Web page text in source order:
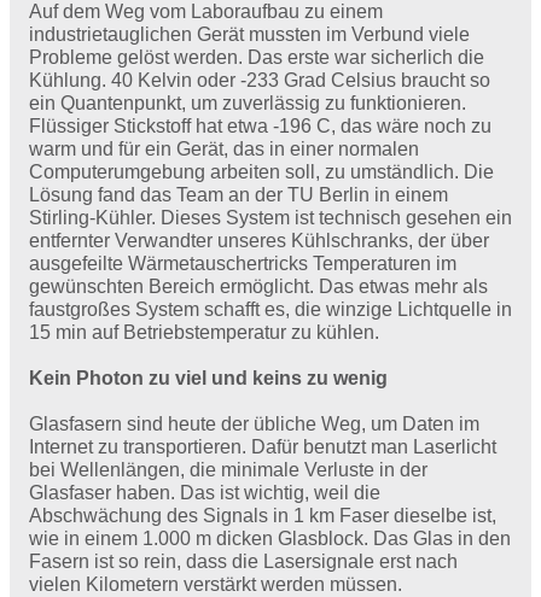
Auf dem Weg vom Laboraufbau zu einem
industrietauglichen Gerät mussten im Verbund viele
Probleme gelöst werden. Das erste war sicherlich die
Kühlung. 40 Kelvin oder -233 Grad Celsius braucht so
ein Quantenpunkt, um zuverlässig zu funktionieren.
Flüssiger Stickstoff hat etwa -196 C, das wäre noch zu
warm und für ein Gerät, das in einer normalen
Computerumgebung arbeiten soll, zu umständlich. Die
Lösung fand das Team an der TU Berlin in einem
Stirling-Kühler. Dieses System ist technisch gesehen ein
entfernter Verwandter unseres Kühlschranks, der über
ausgefeilte Wärmetauschertricks Temperaturen im
gewünschten Bereich ermöglicht. Das etwas mehr als
faustgroßes System schafft es, die winzige Lichtquelle in
15 min auf Betriebstemperatur zu kühlen.
Kein Photon zu viel und keins zu wenig
Glasfasern sind heute der übliche Weg, um Daten im
Internet zu transportieren. Dafür benutzt man Laserlicht
bei Wellenlängen, die minimale Verluste in der
Glasfaser haben. Das ist wichtig, weil die
Abschwächung des Signals in 1 km Faser dieselbe ist,
wie in einem 1.000 m dicken Glasblock. Das Glas in den
Fasern ist so rein, dass die Lasersignale erst nach
vielen Kilometern verstärkt werden müssen.